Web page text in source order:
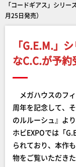
「コードギアス」シリ
月25日発売）
「G.E.M.」
なC.C.が予約
メガハウスのフ
周年を記念して、
のルルーシュ』よ
ホビEXPOでは「
られており、本作
物をご覧いただきた